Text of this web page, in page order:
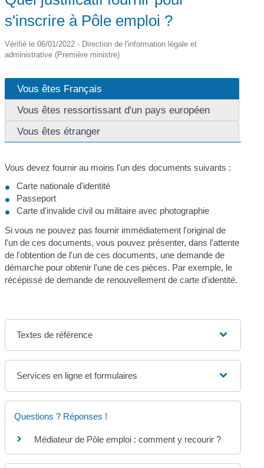
s'inscrire à Pôle emploi ?
Vérifié le 06/01/2022 - Direction de l'information légale et
administrative (Première ministre)
Vous êtes Français
Vous êtes ressortissant d'un pays européen
Vous êtes étranger
Vous devez fournir au moins l'un des documents suivants :
Carte nationale d'identité
Passeport
Carte d'invalide civil ou militaire avec photographie
Si vous ne pouvez pas fournir immédiatement l'original de
l'un de ces documents, vous pouvez présenter, dans l'attente
de l'obtention de l'un de ces documents, une demande de
démarche pour obtenir l'une de ces pièces. Par exemple, le
récépissé de demande de renouvellement de carte d'identité.
Textes de référence
Services en ligne et formulaires
Questions ? Réponses !
Médiateur de Pôle emploi : comment y recourir ?